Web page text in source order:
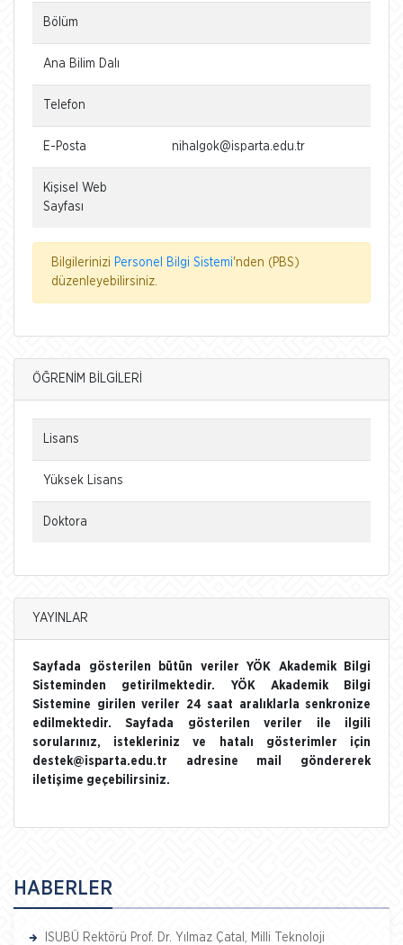
Bölüm
Ana Bilim Dalı
Telefon
E-Posta nihalgok@isparta.edu.tr
Kişisel Web
Sayfası
Bilgilerinizi Personel Bilgi Sistemi'nden (PBS)
düzenleyebilirsiniz.
ÖĞRENİM BİLGİLERİ
Lisans
Yüksek Lisans
Doktora
YAYINLAR
Sayfada gösterilen bütün veriler YÖK Akademik Bilgi
Sisteminden getirilmektedir. YÖK Akademik Bilgi
Sistemine girilen veriler 24 saat aralıklarla senkronize
edilmektedir. Sayfada gösterilen veriler ile ilgili
sorularınız, istekleriniz ve hatalı gösterimler için
destek@isparta.edu.tr adresine mail göndererek
iletişime geçebilirsiniz.
HABERLER
ISUBÜ Rektörü Prof. Dr. Yılmaz Çatal, Milli Teknoloji